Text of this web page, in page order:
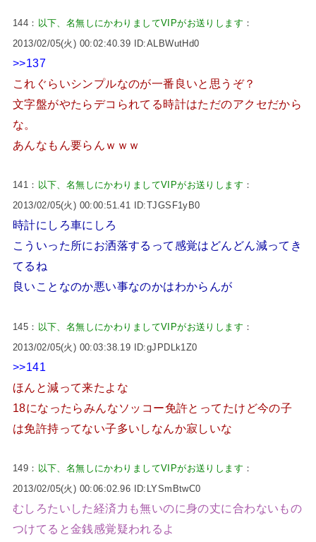
144： 以下、名無しにかわりましてVIPがお送りします ：
2013/02/05(火) 00:02:40.39 ID:ALBWutHd0
>>137
これぐらいシンプルなのが一番良いと思うぞ？
文字盤がやたらデコられてる時計はただのアクセだから
な。
あんなもん要らんｗｗｗ
141： 以下、名無しにかわりましてVIPがお送りします ：
2013/02/05(火) 00:00:51.41 ID:TJGSF1yB0
時計にしろ車にしろ
こういった所にお洒落するって感覚はどんどん減ってき
てるね
良いことなのか悪い事なのかはわからんが
145： 以下、名無しにかわりましてVIPがお送りします ：
2013/02/05(火) 00:03:38.19 ID:gJPDLk1Z0
>>141
ほんと減って来たよな
18になったらみんなソッコー免許とってたけど今の子
は免許持ってない子多いしなんか寂しいな
149： 以下、名無しにかわりましてVIPがお送りします ：
2013/02/05(火) 00:06:02.96 ID:LYSmBtwC0
むしろたいした経済力も無いのに身の丈に合わないもの
つけてると金銭感覚疑われるよ